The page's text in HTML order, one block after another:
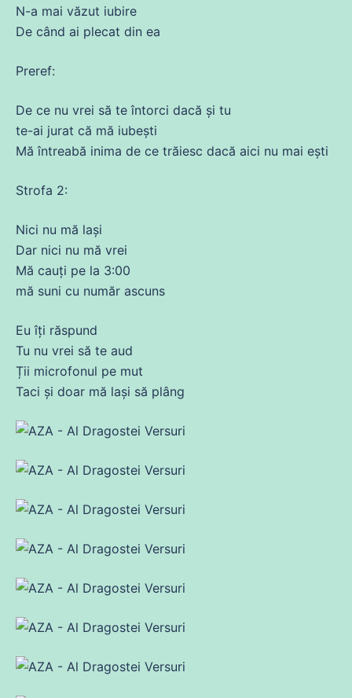
N-a mai văzut iubire
De când ai plecat din ea
Preref:
De ce nu vrei să te întorci dacă și tu
te-ai jurat că mă iubești
Mă întreabă inima de ce trăiesc dacă aici nu mai ești
Strofa 2:
Nici nu mă lași
Dar nici nu mă vrei
Mă cauți pe la 3:00
mă suni cu număr ascuns
Eu îți răspund
Tu nu vrei să te aud
Ții microfonul pe mut
Taci și doar mă lași să plâng